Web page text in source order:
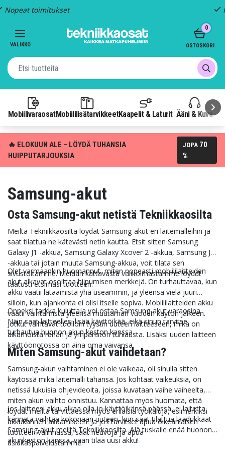
VALIKKO
MobiilivaraosatMobiililisätarvikkeetKaapelit & Laturit Ääni & Kuva
0
OSTOSKORI
🔥 ELOKUUN ALE – LÖYDÄ TUHANSIA
HUIPPUTARJOUKSIA
JOPA 70
%
Samsung-akut
Osta Samsung-akut netistä Tekniikkaosilta
Meiltä Tekniikkaosilta löydät Samsung-akut eri laitemalleihin ja
saat tilattua ne kätevästi netin kautta. Etsit sitten Samsung
Galaxy J1 -akkua, Samsung Galaxy Xcover 2 -akkua, Samsung J5
-akkua tai jotain muuta Samsung-akkua, voit tilata sen
sivustoltamme. Meidän kattavasta valikoimastamme löydät
taatusti etsimäsi tuotteen.
Olet varmaankin huomannut, miten nopeasti mobiililaitteiden
akut alkavat osoittaa hiipumisen merkkejä. On turhauttavaa, kun
akku vaatii lataamista yhä useammin, ja yleensä vielä juuri
silloin, kun ajankohta ei olisi itselle sopiva. Mobiililaitteiden akku
vaatii vaihtamista yleensä muutaman vuoden käytön jälkeen.
Jotkut vaihtavat tuolloin tyystin uuteen laitteeseen, mikä on
aikamoista rahan ja ympäristön tuhlausta. Lisäksi uuden laitteen
käyttöönotossa on aina oma vaivansa.
Onneksi tarkka kuluttaja voi ostaa Samsung-akut varaosina.
Näin saat laitteellesi lisää käyttöikää, eikä sinun tarvitse
turhautua huonon akun keston kanssa.
Miten Samsung-akut vaihdetaan?
Samsung-akun vaihtaminen ei ole vaikeaa, oli sinulla sitten
käytössä mikä laitemalli tahansa. Jos kohtaat vaikeuksia, on
netissä lukuisia ohjevideoita, joissa kuvataan vaihe vaiheelta,
miten akun vaihto onnistuu. Kannattaa myös huomata, että
löydät meiltä tarvittaessa myös erilaisia työkaluja, esimerkiksi
akkukannen avaamiseen. Ja jos tarvitset apua oikeanlaisen
tuotteen valinnassa, saat neuvoja ja apua
asiakaspalvelustamme.
Jos laitteesi akku alkaa olla jo käyttöikänsä päässä, ei laitetta
kannata vaihtaa kokonaan uuteen, kun saat tilattua laadukkaat
Samsung-akut meiltä Tekniikkaosilta. Älä tuskaile enää huonon
akunkeston kanssa, vaan tilaa uusi akku!